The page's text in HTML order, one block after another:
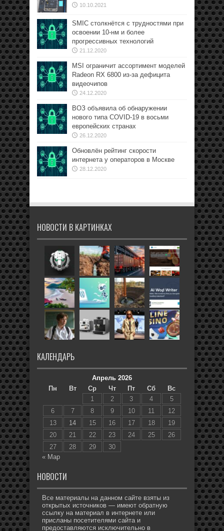
10.10.2021
SMIC столкнётся с трудностями при
освоении 10-нм и более
прогрессивных технологий
21.12.2020
MSI ограничит ассортимент моделей
Radeon RX 6800 из-за дефицита
видеочипов
24.12.2020
ВОЗ объявила об обнаружении
нового типа COVID-19 в восьми
европейских странах
26.12.2020
Обновлён рейтинг скорости
интернета у операторов в Москве
28.12.2020
НОВОСТИ В КАРТИНКАХ
КАЛЕНДАРЬ
Апрель 2026
Пн
Вт Ср Чт Пт Сб
Вс
1
2 3 4
5
6
7 8 9 10 11
12
13
14 15 16 17 18
19
20
21 22 23 24 25
26
27
28 29
30
« Мар
НОВОСТИ
Все материалы на данном сайте взяты из
открытых источников — имеют обратную
ссылку на материал в интернете или
присланы посетителями сайта и
предоставляются исключительно в